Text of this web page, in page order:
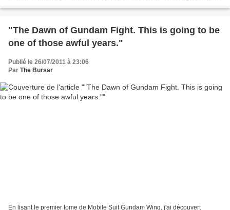
"The Dawn of Gundam Fight. This is going to be
one of those awful years."
Publié le 26/07/2011 à 23:06
Par The Bursar
En lisant le premier tome de Mobile Suit Gundam Wing, j'ai découvert